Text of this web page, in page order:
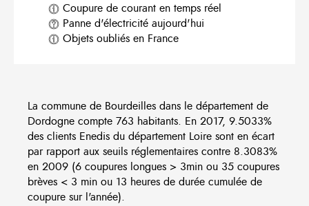
Coupure de courant en temps réel
Panne d'électricité aujourd'hui
Objets oubliés en France
La commune de Bourdeilles dans le département de
Dordogne compte 763 habitants. En 2017, 9.5033%
des clients Enedis du département Loire sont en écart
par rapport aux seuils réglementaires contre 8.3083%
en 2009 (6 coupures longues > 3min ou 35 coupures
brèves < 3 min ou 13 heures de durée cumulée de
coupure sur l'année).